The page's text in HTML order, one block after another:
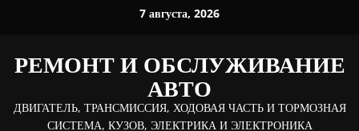
7 августа, 2026
РЕМОНТ И ОБСЛУЖИВАНИЕ
АВТО
ДВИГАТЕЛЬ, ТРАНСМИССИЯ, ХОДОВАЯ ЧАСТЬ И ТОРМОЗНАЯ
СИСТЕМА, КУЗОВ, ЭЛЕКТРИКА И ЭЛЕКТРОНИКА